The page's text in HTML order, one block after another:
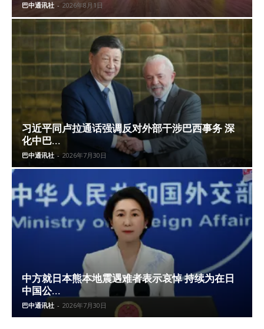
巴中通讯社 - 2026年8月1日
习近平同卢拉通话强调反对外部干涉巴西事务 深
化中巴...
巴中通讯社 - 2026年7月30日
中方就日本熊本地震遇难者表示哀悼 持续为在日
中国公...
巴中通讯社 - 2026年7月30日